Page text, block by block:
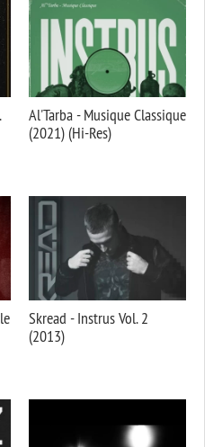
Al'Tarba - Musique Classique
(2021) (Hi-Res)
Skread - Instrus Vol. 2
(2013)